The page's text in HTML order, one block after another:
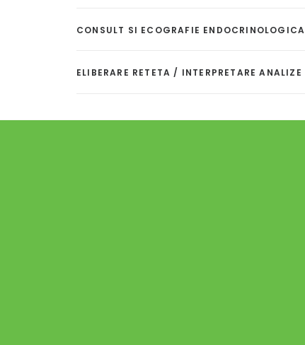
CONSULT SI ECOGRAFIE ENDOCRINOLOGICA
ELIBERARE RETETA / INTERPRETARE ANALIZE